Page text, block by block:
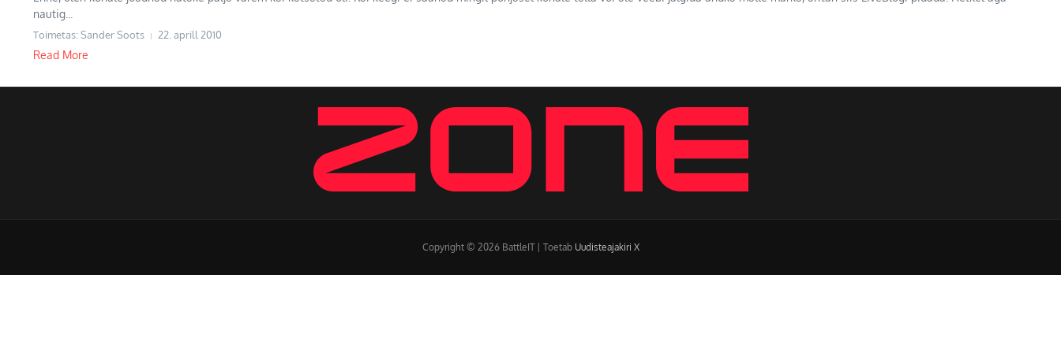
nautig...
Toimetas: Sander Soots 22. aprill 2010
Read More
Copyright © 2026 BattleIT | Toetab Uudisteajakiri X